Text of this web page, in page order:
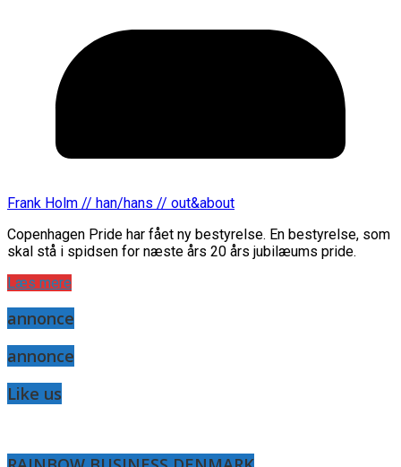
Frank Holm // han/hans // out&about
Copenhagen Pride har fået ny bestyrelse. En bestyrelse, som
skal stå i spidsen for næste års 20 års jubilæums pride.
Læs mere
annonce
annonce
Like us